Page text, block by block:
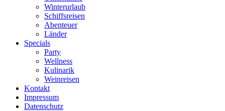
Winterurlaub
Schiffsreisen
Abenteuer
Länder
Specials
Party
Wellness
Kulinarik
Weinreisen
Kontakt
Impressum
Datenschutz